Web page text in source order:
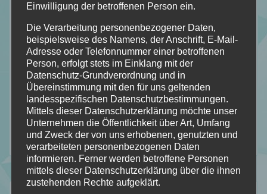
Einwilligung der betroffenen Person ein.
Die Verarbeitung personenbezogener Daten,
beispielsweise des Namens, der Anschrift, E-Mail-
Adresse oder Telefonnummer einer betroffenen
Person, erfolgt stets im Einklang mit der
Datenschutz-Grundverordnung und in
Übereinstimmung mit den für uns geltenden
landesspezifischen Datenschutzbestimmungen.
Mittels dieser Datenschutzerklärung möchte unser
Unternehmen die Öffentlichkeit über Art, Umfang
und Zweck der von uns erhobenen, genutzten und
verarbeiteten personenbezogenen Daten
informieren. Ferner werden betroffene Personen
mittels dieser Datenschutzerklärung über die ihnen
zustehenden Rechte aufgeklärt.